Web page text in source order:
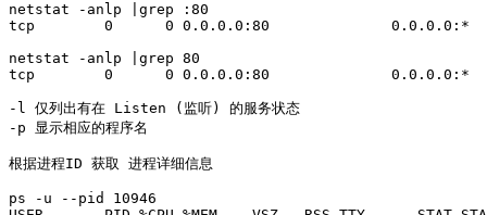
netstat -anlp |grep :80
tcp        0      0 0.0.0.0:80              0.0.0.0:*
netstat -anlp |grep 80
tcp        0      0 0.0.0.0:80              0.0.0.0:*
-l 仅列出有在 Listen (监听) 的服务状态
-p 显示相应的程序名
根据进程ID 获取 进程详细信息
ps -u --pid 10946